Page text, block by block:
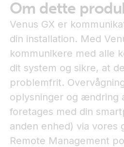
Om dette
Venus GX er
din installation. Med
kommunikere med alle
dit system og sikre, at
problemfrit.
oplysninger og ændring
foretages med din
anden enhed) via vores
Remote Management